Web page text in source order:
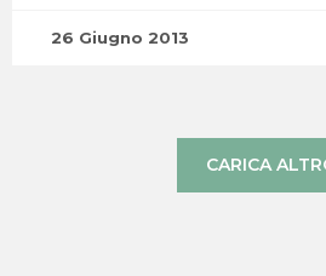
26 Giugno 2013
CARICA